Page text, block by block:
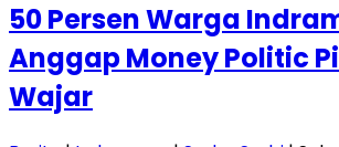
50 Persen Warga
Anggap Money Politic
Wajar